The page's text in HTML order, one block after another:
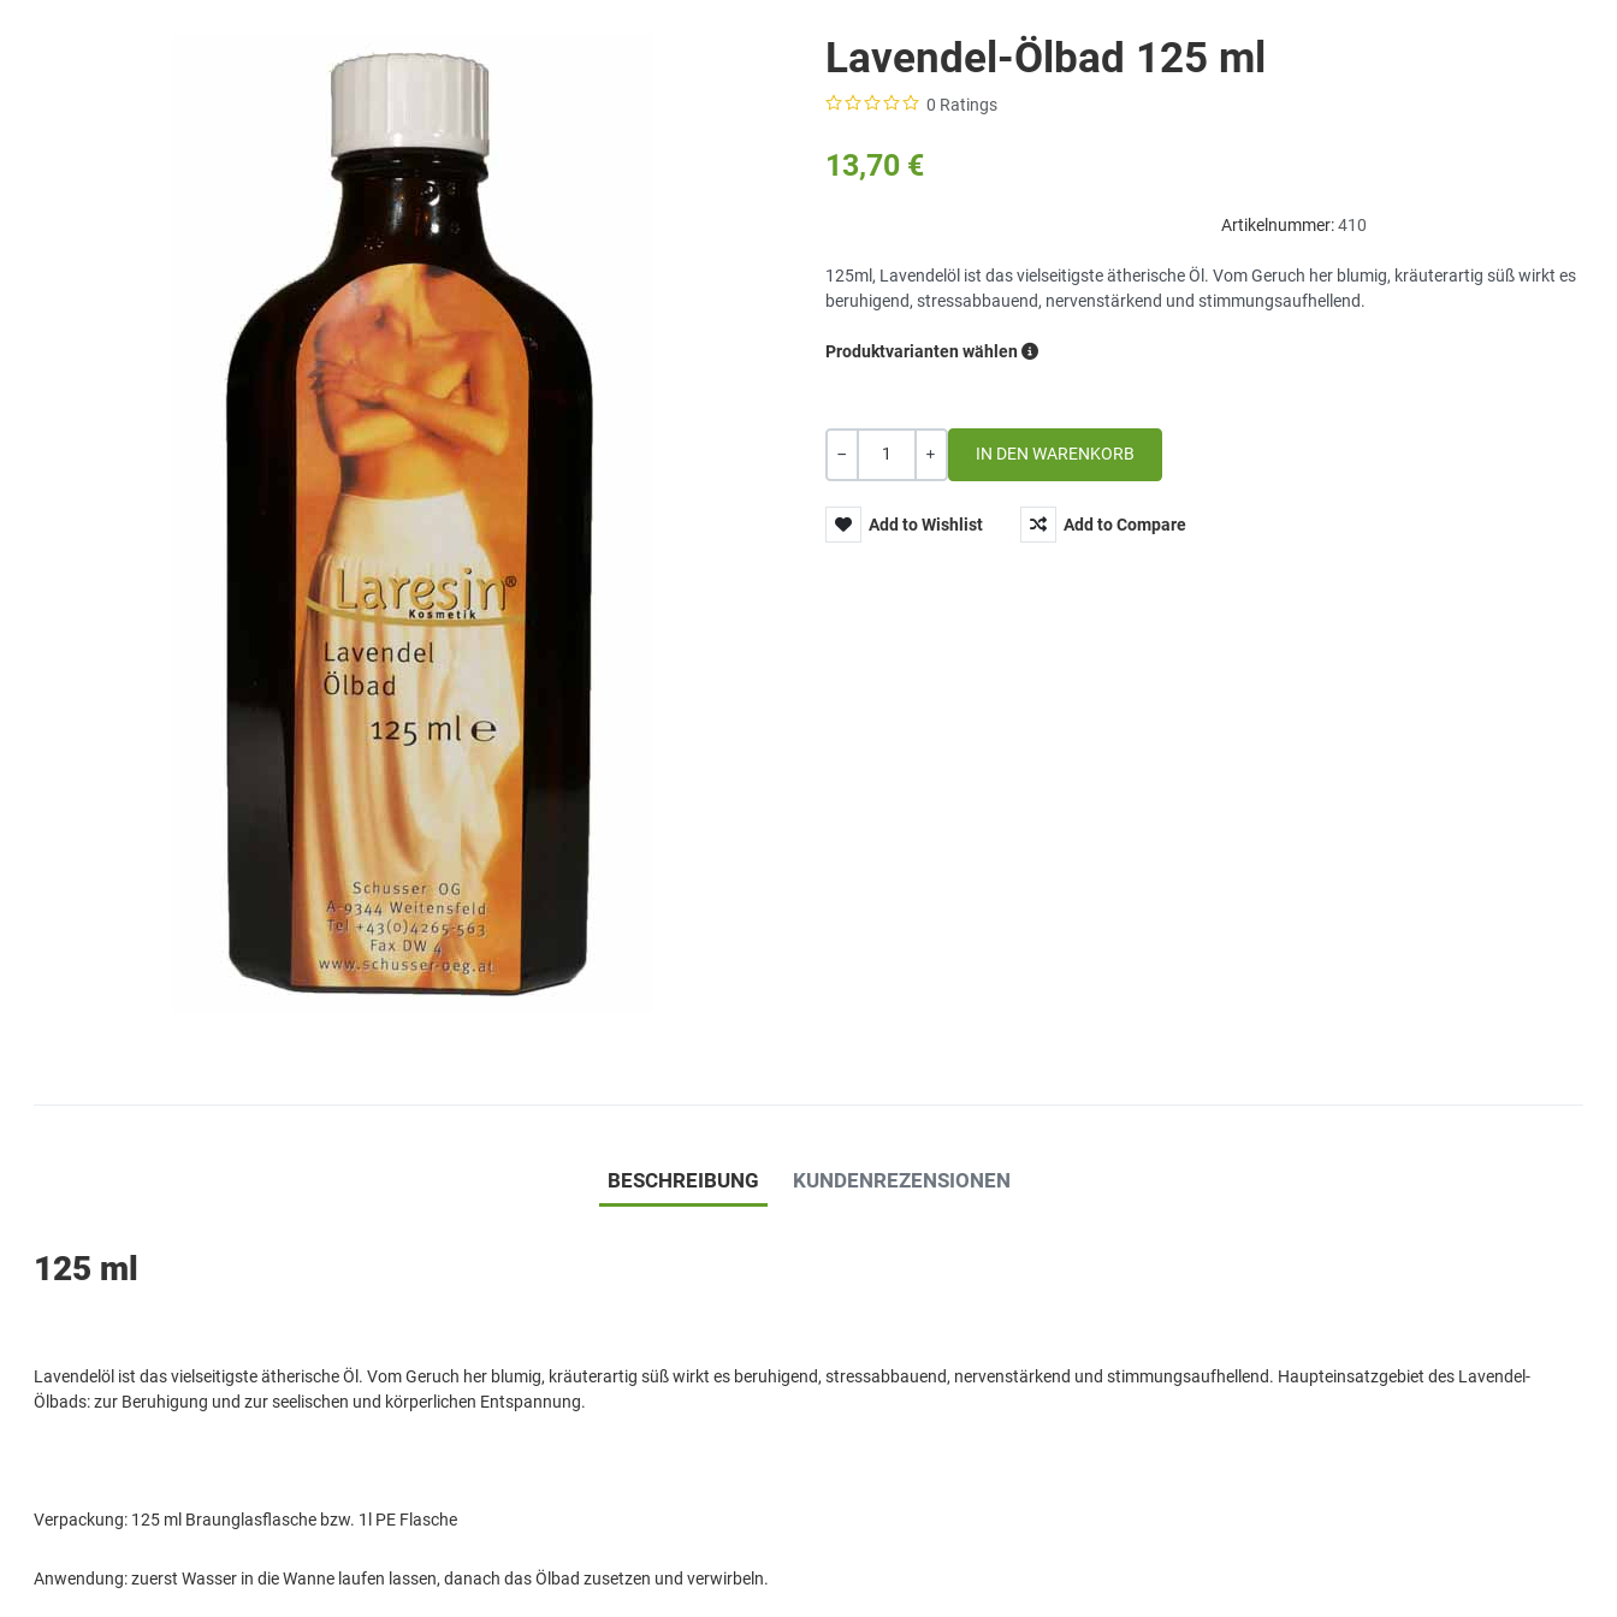
Lavendel-Ölbad 125 ml
0 Ratings
13,70 €
Artikelnummer:410
125ml, Lavendelöl ist das vielseitigste ätherische Öl. Vom Geruch her blumig, kräuterartig süß wirkt es
beruhigend, stressabbauend, nervenstärkend und stimmungsaufhellend.
Produktvarianten wählen
Add to Wishlist Add to Compare
BESCHREIBUNG KUNDENREZENSIONEN
125 ml
Lavendelöl ist das vielseitigste ätherische Öl. Vom Geruch her blumig, kräuterartig süß wirkt es beruhigend, stressabbauend, nervenstärkend und stimmungsaufhellend. Haupteinsatzgebiet des Lavendel-
Ölbads: zur Beruhigung und zur seelischen und körperlichen Entspannung.
Verpackung: 125 ml Braunglasflasche bzw. 1l PE Flasche
Anwendung: zuerst Wasser in die Wanne laufen lassen, danach das Ölbad zusetzen und verwirbeln.